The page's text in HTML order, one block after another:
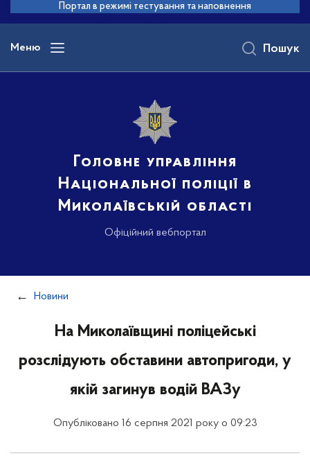
основного
вмісту
Портал в режимі тестування та наповнення
Меню
Головне управління
Національної поліції в
Миколаївській області
Офіційний вебпортал
Пошук
Новини
На Миколаївщині поліцейські
розслідують обставини автопригоди, у
якій загинув водій ВАЗу
Опубліковано 16 серпня 2021 року о 09:23